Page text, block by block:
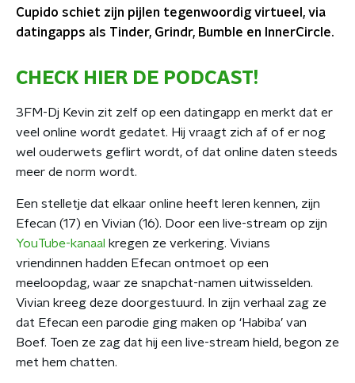
Cupido schiet zijn pijlen tegenwoordig virtueel, via
datingapps als Tinder, Grindr, Bumble en InnerCircle.
CHECK HIER DE PODCAST!
3FM-Dj Kevin zit zelf op een datingapp en merkt dat er
veel online wordt gedatet. Hij vraagt zich af of er nog
wel ouderwets geflirt wordt, of dat online daten steeds
meer de norm wordt.
Een stelletje dat elkaar online heeft leren kennen, zijn
Efecan (17) en Vivian (16). Door een live-stream op zijn
YouTube-kanaal kregen ze verkering. Vivians
vriendinnen hadden Efecan ontmoet op een
meeloopdag, waar ze snapchat-namen uitwisselden.
Vivian kreeg deze doorgestuurd. In zijn verhaal zag ze
dat Efecan een parodie ging maken op ‘Habiba’ van
Boef. Toen ze zag dat hij een live-stream hield, begon ze
met hem chatten.